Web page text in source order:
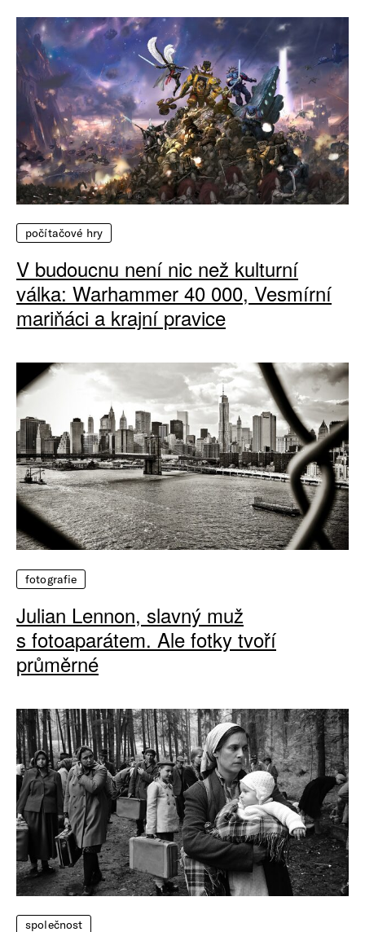
počítačové hry
V budoucnu není nic než kulturní
válka: Warhammer 40 000, Vesmírní
mariňáci a krajní pravice
fotografie
Julian Lennon, slavný muž
s fotoaparátem. Ale fotky tvoří
průměrné
společnost